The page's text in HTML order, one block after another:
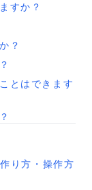
すか？
？
とはできます
り方・操作方